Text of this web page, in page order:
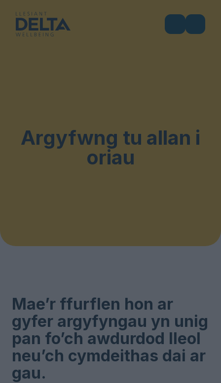
Argyfwng tu allan i
oriau
Mae’r ffurflen hon ar
gyfer argyfyngau yn unig
pan fo’ch awdurdod lleol
neu’ch cymdeithas dai ar
gau.